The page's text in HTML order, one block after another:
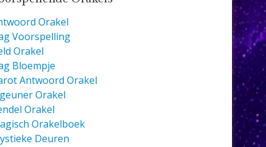
Orakel
Voorspelling
Orakel
Bloempje
Antwoord Orakel
Orakel
Orakel
Orakelboek
Deuren